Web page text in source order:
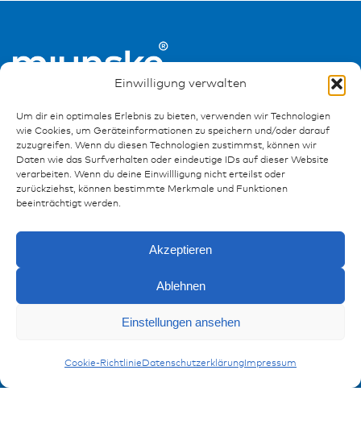
Einwilligung verwalten
Um dir ein optimales Erlebnis zu bieten, verwenden wir Technologien
wie Cookies, um Geräteinformationen zu speichern und/oder darauf
zuzugreifen. Wenn du diesen Technologien zustimmst, können wir
Daten wie das Surfverhalten oder eindeutige IDs auf dieser Website
verarbeiten. Wenn du deine Einwillligung nicht erteilst oder
zurückziehst, können bestimmte Merkmale und Funktionen
beeinträchtigt werden.
Akzeptieren
Ablehnen
Einstellungen ansehen
Cookie-Richtlinie Datenschutzerklärung Impressum
Thermische Schutzschalter
Anfragen
Ressourcen
Downloads
Datenschutz